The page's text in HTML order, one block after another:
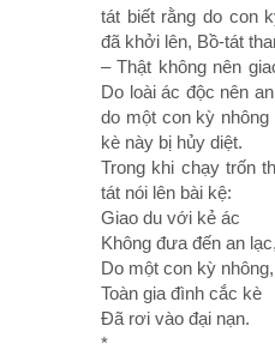
tát biết rằng do con
đã khởi lên, Bồ-tát
– Thật không nên
Do loài ác độc nên
do một con kỳ
kè này bị hủy diệt.
Trong khi chạy trốn
tát nói lên bài kệ:
Giao du với kẻ ác
Không đưa đến an lạc,
Do một con kỳ nhông,
Toàn gia đình cắc kè
Ðã rơi vào đại nạn.
*